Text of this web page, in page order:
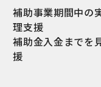
補助事業期間中の
理支援
補助金入金までを
援